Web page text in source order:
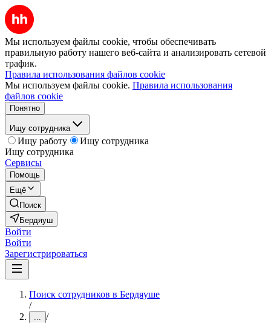
Мы используем файлы cookie, чтобы обеспечивать
правильную работу нашего веб-сайта и анализировать сетевой
трафик.
Правила использования файлов cookie
Мы используем файлы cookie. Правила использования
файлов cookie
Понятно
Ищу сотрудника
Ищу работу
Ищу сотрудника
Ищу сотрудника
Сервисы
Помощь
Ещё
Поиск
Бердяуш
Войти
Войти
Зарегистрироваться
Поиск сотрудников в Бердяуше
/
... /